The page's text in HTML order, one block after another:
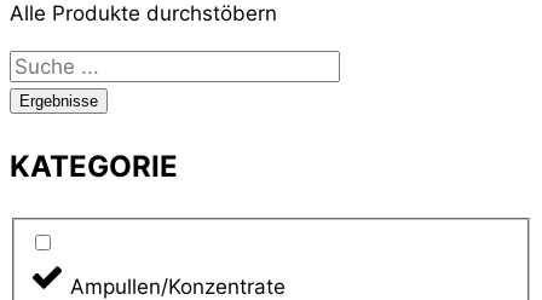
Alle Produkte durchstöbern
Search
...Ergebnisse
KATEGORIE
Ampullen/Konzentrate